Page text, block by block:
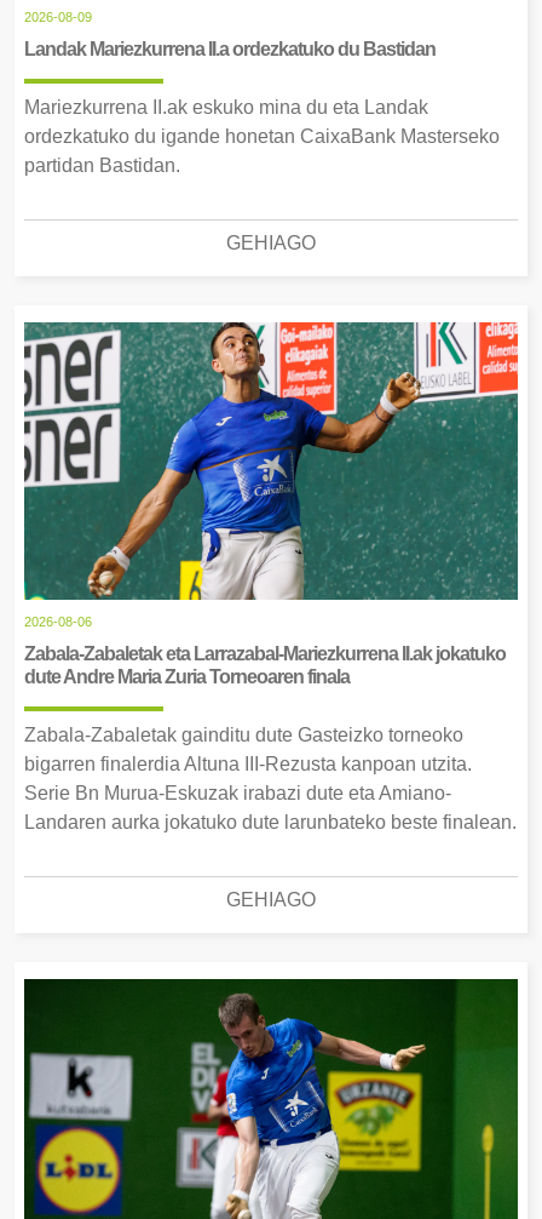
2026-08-09
Landak Mariezkurrena II.a ordezkatuko du Bastidan
Mariezkurrena II.ak eskuko mina du eta Landak
ordezkatuko du igande honetan CaixaBank Masterseko
partidan Bastidan.
GEHIAGO
2026-08-06
Zabala-Zabaletak eta Larrazabal-Mariezkurrena II.ak jokatuko
dute Andre Maria Zuria Torneoaren finala
Zabala-Zabaletak gainditu dute Gasteizko torneoko
bigarren finalerdia Altuna III-Rezusta kanpoan utzita.
Serie Bn Murua-Eskuzak irabazi dute eta Amiano-
Landaren aurka jokatuko dute larunbateko beste finalean.
GEHIAGO